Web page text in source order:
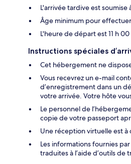
L'arrivée tardive est
Âge minimum pour
L'heure de départ est 11 h 00
Instructions spéciales
Cet hébergement ne
Vous recevrez un e-mail
d’enregistrement dans un
votre arrivée. Votre hôte
Le personnel de
copie de votre passeport
Une réception virtuelle est
Les informations fournies
traduites à l’aide d’outils